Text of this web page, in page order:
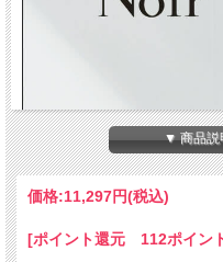
▼ 商品説
価格:11,297円(税込)
[ポイント還元 112ポイン